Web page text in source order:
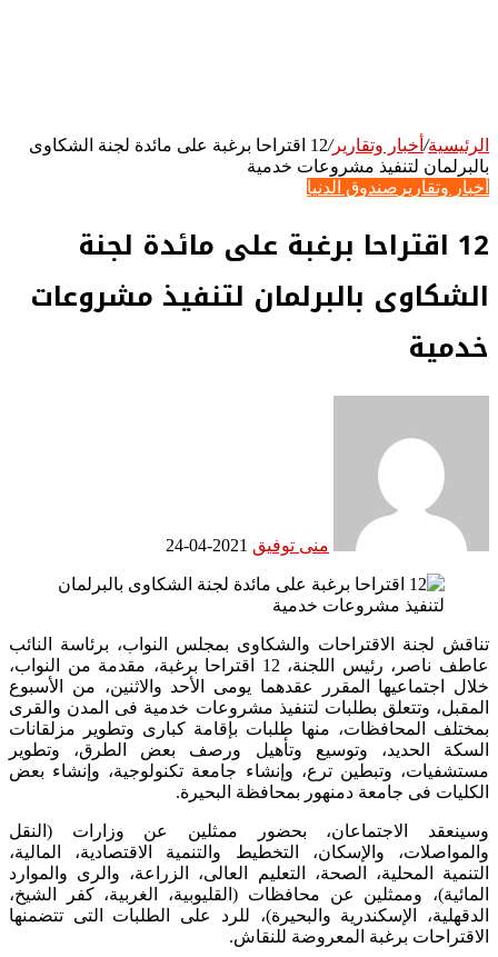
الرئيسية/ أخبار وتقارير/
12 اقتراحا برغبة على مائدة لجنة الشكاوى
بالبرلمان لتنفيذ مشروعات خدمية
أخبار وتقارير صندوق الدنيا
12 اقتراحا برغبة على مائدة لجنة
الشكاوى بالبرلمان لتنفيذ مشروعات
خدمية
منى توفيق 2021-04-24
تناقش لجنة الاقتراحات والشكاوى بمجلس النواب، برئاسة النائب
عاطف ناصر، رئيس اللجنة، 12 اقتراحا برغبة، مقدمة من النواب،
خلال اجتماعيها المقرر عقدهما يومى الأحد والاثنين، من الأسبوع
المقبل، وتتعلق بطلبات لتنفيذ مشروعات خدمية فى المدن والقرى
بمختلف المحافظات، منها طلبات بإقامة كبارى وتطوير مزلقانات
السكة الحديد، وتوسيع وتأهيل ورصف بعض الطرق، وتطوير
مستشفيات، وتبطين ترع، وإنشاء جامعة تكنولوجية، وإنشاء بعض
الكليات فى جامعة دمنهور بمحافظة البحيرة.
وسينعقد الاجتماعان، بحضور ممثلين عن وزارات (النقل
والمواصلات، والإسكان، التخطيط والتنمية الاقتصادية، المالية،
التنمية المحلية، الصحة، التعليم العالى، الزراعة، والرى والموارد
المائية)، وممثلين عن محافظات (القليوبية، الغربية، كفر الشيخ،
الدقهلية، الإسكندرية والبحيرة)، للرد على الطلبات التى تتضمنها
الاقتراحات برغبة المعروضة للنقاش.